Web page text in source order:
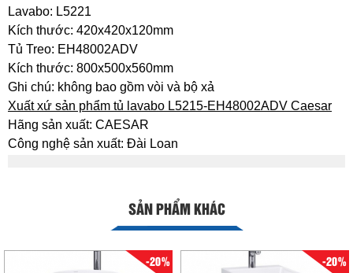
Lavabo: L5221
Kích thước: 420x420x120mm
Tủ Treo: EH48002ADV
Kích thước: 800x500x560mm
Ghi chú: không bao gồm vòi và bộ xả
Xuất xứ sản phẩm tủ lavabo L5215-EH48002ADV Caesar
Hãng sản xuất: CAESAR
Công nghệ sản xuất: Đài Loan
SẢN PHẨM KHÁC
-20% -20%